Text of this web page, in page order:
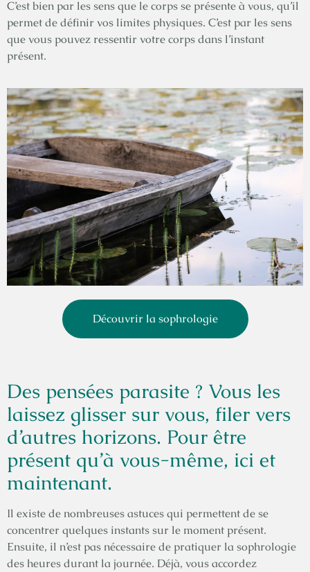
C’est bien par les sens que le corps se présente à vous, qu’il
permet de définir vos limites physiques. C’est par les sens
que vous pouvez ressentir votre corps dans l’instant
présent.
Découvrir la sophrologie
Des pensées parasite ? Vous les
laissez glisser sur vous, filer vers
d’autres horizons. Pour être
présent qu’à vous-même, ici et
maintenant.
Il existe de nombreuses astuces qui permettent de se
concentrer quelques instants sur le moment présent.
Ensuite, il n’est pas nécessaire de pratiquer la sophrologie
des heures durant la journée. Déjà, vous accordez